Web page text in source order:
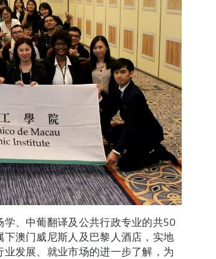
、中葡翻译及公共行政专业的共50
澳门威尼斯人及巴黎人酒店，实地
发展、就业市场的进一步了解，为